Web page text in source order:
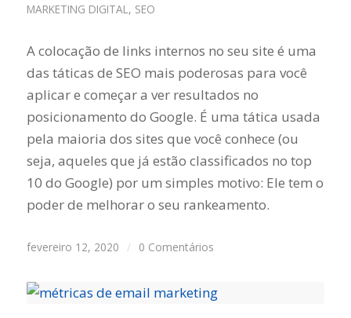
MARKETING DIGITAL , SEO
A colocação de links internos no seu site é uma
das táticas de SEO mais poderosas para você
aplicar e começar a ver resultados no
posicionamento do Google. É uma tática usada
pela maioria dos sites que você conhece (ou
seja, aqueles que já estão classificados no top
10 do Google) por um simples motivo: Ele tem o
poder de melhorar o seu rankeamento.
fevereiro 12, 2020 / 0 Comentários